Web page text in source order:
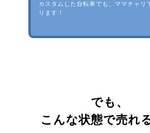
カスタムした自転車でも、ママチャリ
ります！
でも、
こんな状態で売れ